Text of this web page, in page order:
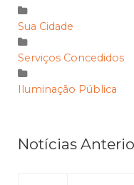
Sua Cidade
Serviços Concedidos
Iluminação Pública
Notícias